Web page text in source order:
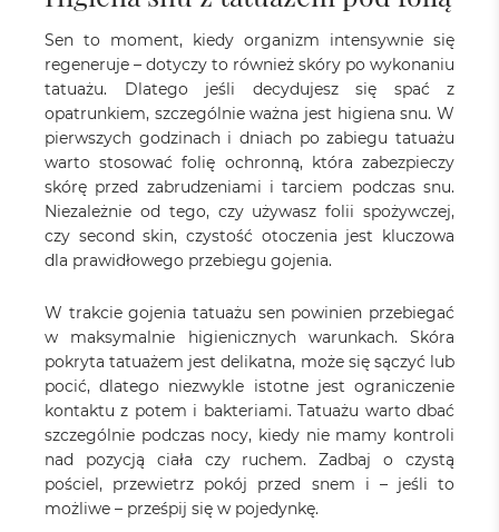
Sen to moment, kiedy organizm intensywnie się
regeneruje – dotyczy to również skóry po wykonaniu
tatuażu. Dlatego jeśli decydujesz się spać z
opatrunkiem, szczególnie ważna jest higiena snu. W
pierwszych godzinach i dniach po zabiegu tatuażu
warto stosować folię ochronną, która zabezpieczy
skórę przed zabrudzeniami i tarciem podczas snu.
Niezależnie od tego, czy używasz folii spożywczej,
czy second skin, czystość otoczenia jest kluczowa
dla prawidłowego przebiegu gojenia.
W trakcie gojenia tatuażu sen powinien przebiegać
w maksymalnie higienicznych warunkach. Skóra
pokryta tatuażem jest delikatna, może się sączyć lub
pocić, dlatego niezwykle istotne jest ograniczenie
kontaktu z potem i bakteriami. Tatuażu warto dbać
szczególnie podczas nocy, kiedy nie mamy kontroli
nad pozycją ciała czy ruchem. Zadbaj o czystą
pościel, przewietrz pokój przed snem i – jeśli to
możliwe – prześpij się w pojedynkę.